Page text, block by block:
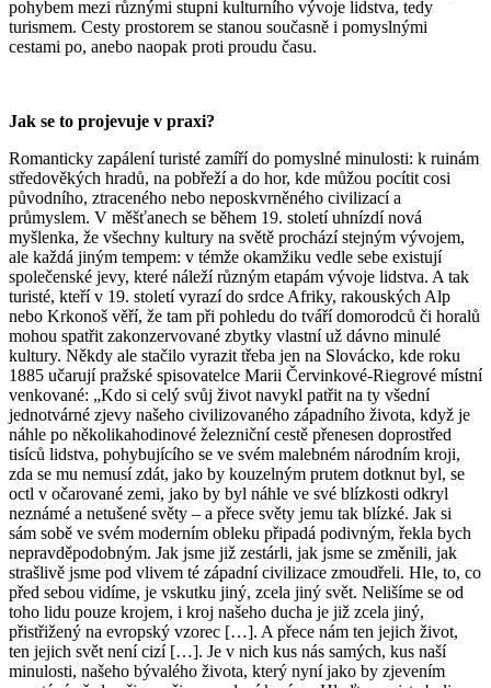
pohybem mezi různými stupni kulturního vývoje lidstva, tedy
turismem. Cesty prostorem se stanou současně i pomyslnými
cestami po, anebo naopak proti proudu času.
Jak se to projevuje v praxi?
Romanticky zapálení turisté zamíří do pomyslné minulosti: k ruinám
středověkých hradů, na pobřeží a do hor, kde můžou pocítit cosi
původního, ztraceného nebo neposkvrněného civilizací a
průmyslem. V měšťanech se během 19. století uhnízdí nová
myšlenka, že všechny kultury na světě prochází stejným vývojem,
ale každá jiným tempem: v témže okamžiku vedle sebe existují
společenské jevy, které náleží různým etapám vývoje lidstva. A tak
turisté, kteří v 19. století vyrazí do srdce Afriky, rakouských Alp
nebo Krkonoš věří, že tam při pohledu do tváří domorodců či horalů
mohou spatřit zakonzervované zbytky vlastní už dávno minulé
kultury. Někdy ale stačilo vyrazit třeba jen na Slovácko, kde roku
1885 učarují pražské spisovatelce Marii Červinkové-Riegrové místní
venkované: „Kdo si celý svůj život navykl patřit na ty všední
jednotvárné zjevy našeho civilizovaného západního života, když je
náhle po několikahodinové železniční cestě přenesen doprostřed
tisíců lidstva, pohybujícího se ve svém malebném národním kroji,
zda se mu nemusí zdát, jako by kouzelným prutem dotknut byl, se
octl v očarované zemi, jako by byl náhle ve své blízkosti odkryl
neznámé a netušené světy – a přece světy jemu tak blízké. Jak si
sám sobě ve svém moderním obleku připadá podivným, řekla bych
nepravděpodobným. Jak jsme již zestárli, jak jsme se změnili, jak
strašlivě jsme pod vlivem té západní civilizace zmoudřeli. Hle, to, co
před sebou vidíme, je vskutku jiný, zcela jiný svět. Nelišíme se od
toho lidu pouze krojem, i kroj našeho ducha je již zcela jiný,
přistřižený na evropský vzorec […]. A přece nám ten jejich život,
ten jejich svět není cizí […]. Je v nich kus nás samých, kus naší
minulosti, našeho bývalého života, který nyní jako by zjevením